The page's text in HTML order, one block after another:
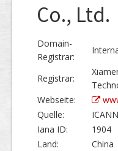
Co., Ltd.
Domain-
Registrar:
Registrar:
Webseite:
Quelle:
ICANN
Iana ID:
1904
Land:
China